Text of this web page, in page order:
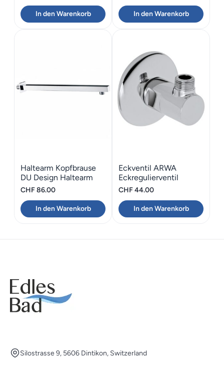
In den Warenkorb In den Warenkorb
Haltearm Kopfbrause
DU Design Haltearm
Eckig
CHF86.00
In den Warenkorb
Eckventil ARWA
Eckregulierventil
CHF44.00
In den Warenkorb
Silostrasse 9, 5606 Dintikon, Switzerland